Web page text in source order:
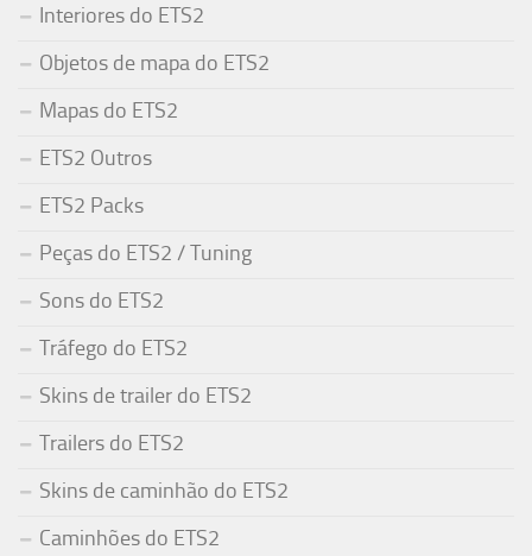
Interiores do ETS2
Objetos de mapa do ETS2
Mapas do ETS2
ETS2 Outros
ETS2 Packs
Peças do ETS2 / Tuning
Sons do ETS2
Tráfego do ETS2
Skins de trailer do ETS2
Trailers do ETS2
Skins de caminhão do ETS2
Caminhões do ETS2